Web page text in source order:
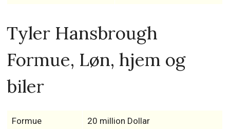
Tyler Hansbrough
Formue, Løn, hjem og
biler
Formue 20 million Dollar